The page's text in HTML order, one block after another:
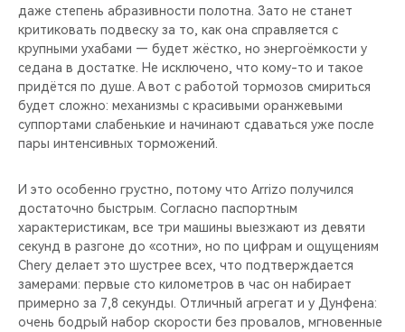
даже степень абразивности полотна. Зато не станет
критиковать подвеску за то, как она справляется с
крупными ухабами — будет жёстко, но энергоёмкости у
седана в достатке. Не исключено, что кому-то и такое
придётся по душе. А вот с работой тормозов смириться
будет сложно: механизмы с красивыми оранжевыми
суппортами слабенькие и начинают сдаваться уже после
пары интенсивных торможений.
И это особенно грустно, потому что Arrizo получился
достаточно быстрым. Согласно паспортным
характеристикам, все три машины выезжают из девяти
секунд в разгоне до «сотни», но по цифрам и ощущениям
Chery делает это шустрее всех, что подтверждается
замерами: первые сто километров в час он набирает
примерно за 7,8 секунды. Отличный агрегат и у Дунфена:
очень бодрый набор скорости без провалов, мгновенные